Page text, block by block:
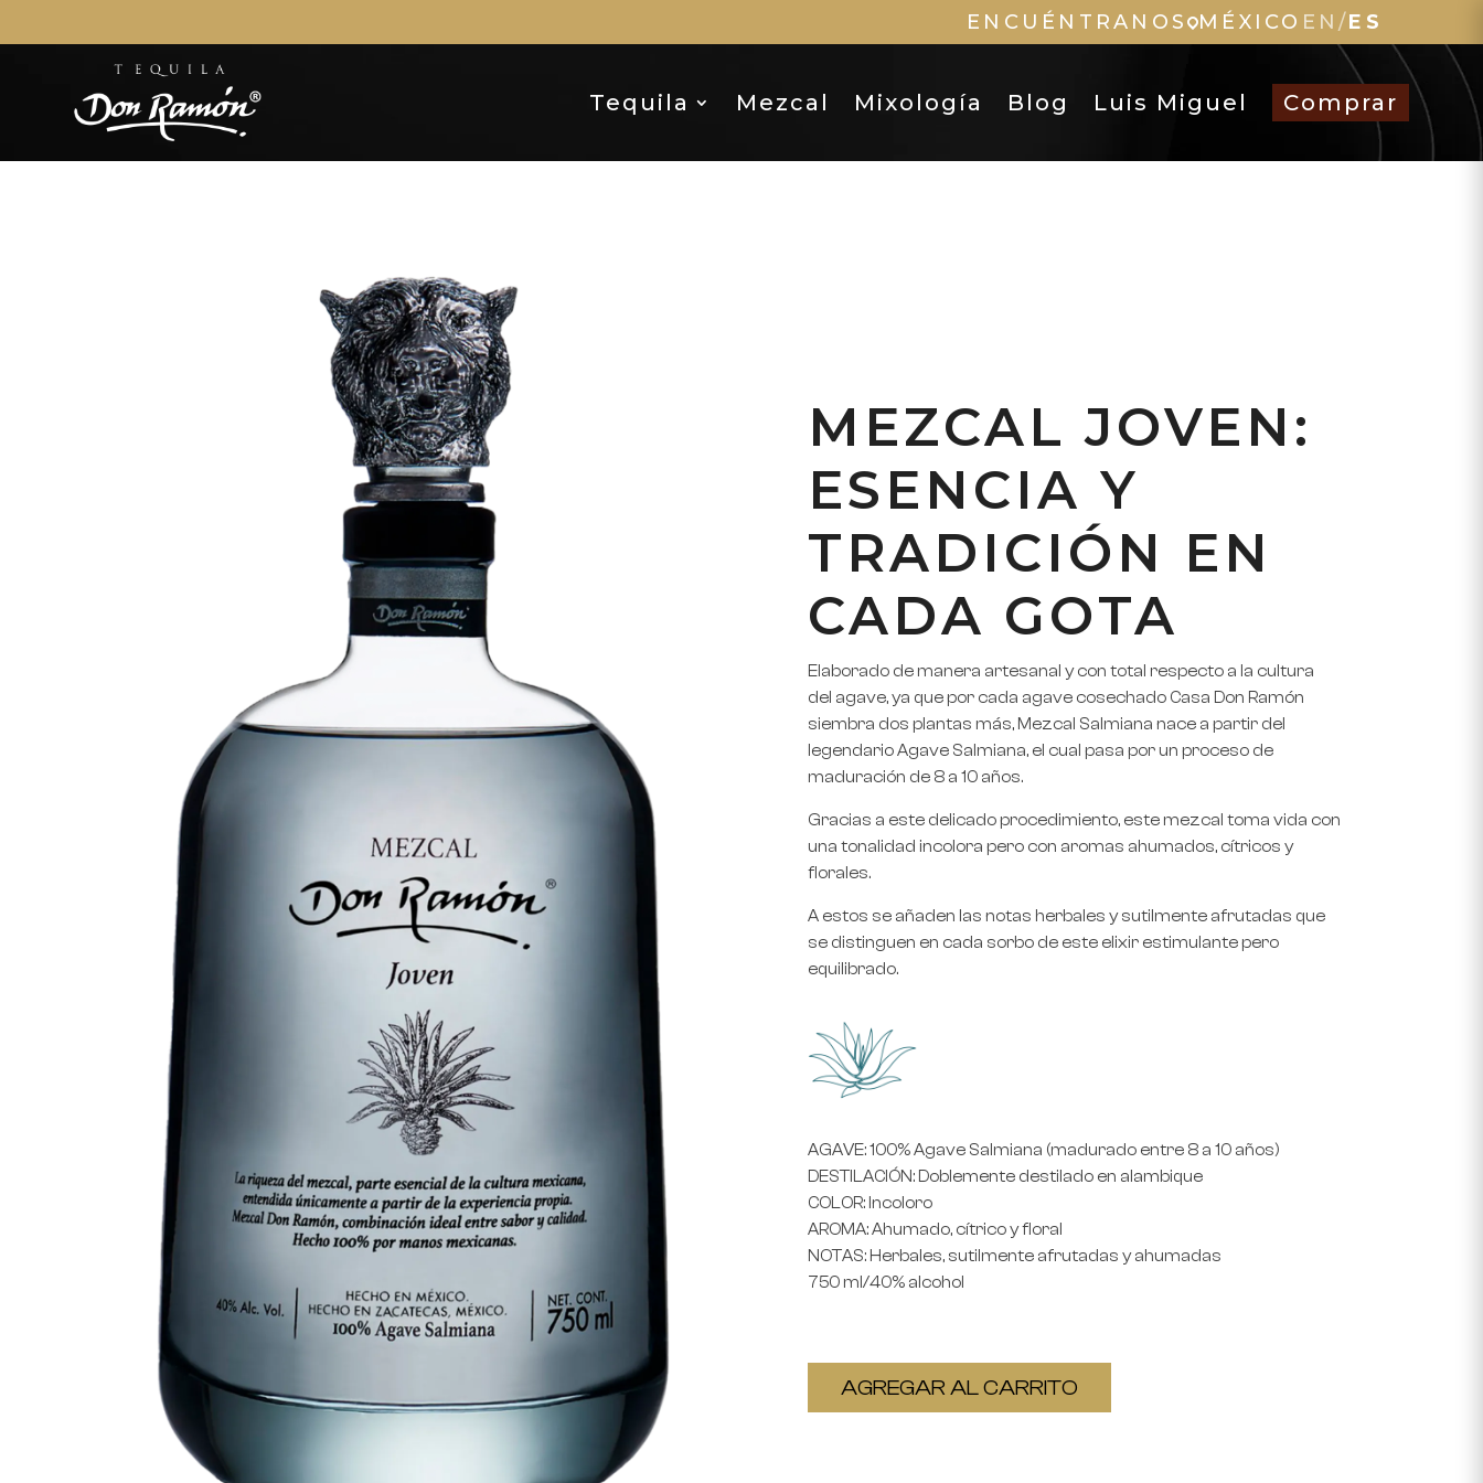
ENCUÉNTRANOS MÉXICO EN/ES
Tequila Mezcal Mixología Blog Luis Miguel Comprar
MEZCAL JOVEN:
ESENCIA Y
TRADICIÓN EN
CADA GOTA
Elaborado de manera artesanal y con total respecto a la cultura
del agave, ya que por cada agave cosechado Casa Don Ramón
siembra dos plantas más, Mezcal Salmiana nace a partir del
legendario Agave Salmiana, el cual pasa por un proceso de
maduración de 8 a 10 años.
Gracias a este delicado procedimiento, este mezcal toma vida con
una tonalidad incolora pero con aromas ahumados, cítricos y
florales.
A estos se añaden las notas herbales y sutilmente afrutadas que
se distinguen en cada sorbo de este elixir estimulante pero
equilibrado.
AGAVE: 100% Agave Salmiana (madurado entre 8 a 10 años)
DESTILACIÓN: Doblemente destilado en alambique
COLOR: Incoloro
AROMA: Ahumado, cítrico y floral
NOTAS: Herbales, sutilmente afrutadas y ahumadas
750 ml/40% alcohol
AGREGAR AL CARRITO